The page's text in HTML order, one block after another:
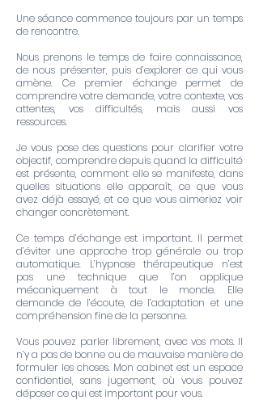
Une séance commence toujours par un temps
de rencontre.
Nous prenons le temps de faire connaissance,
de nous présenter, puis d’explorer ce qui vous
amène. Ce premier échange permet de
comprendre votre demande, votre contexte, vos
attentes, vos difficultés, mais aussi vos
ressources.
Je vous pose des questions pour clarifier votre
objectif, comprendre depuis quand la difficulté
est présente, comment elle se manifeste, dans
quelles situations elle apparaît, ce que vous
avez déjà essayé, et ce que vous aimeriez voir
changer concrètement.
Ce temps d’échange est important. Il permet
d’éviter une approche trop générale ou trop
automatique. L’hypnose thérapeutique n’est
pas une technique que l’on applique
mécaniquement à tout le monde. Elle
demande de l’écoute, de l’adaptation et une
compréhension fine de la personne.
Vous pouvez parler librement, avec vos mots. Il
n’y a pas de bonne ou de mauvaise manière de
formuler les choses. Mon cabinet est un espace
confidentiel, sans jugement, où vous pouvez
déposer ce qui est important pour vous.